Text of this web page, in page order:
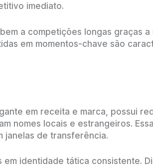
imediato.
a competições longas graças a
em momentos-chave são
em receita e marca, possui
nomes locais e estrangeiros.
janelas de transferência.
identidade tática consistente.